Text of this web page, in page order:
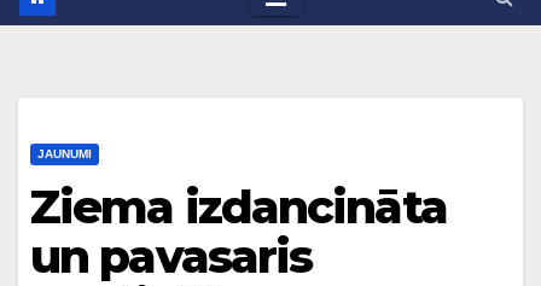
JAUNUMI
Ziema izdancināta
un pavasaris